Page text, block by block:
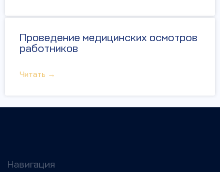
Проведение медицинских осмотров
работников
Читать →
Навигация